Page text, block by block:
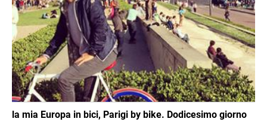
la mia Europa in bici, Parigi by bike. Dodicesimo giorno